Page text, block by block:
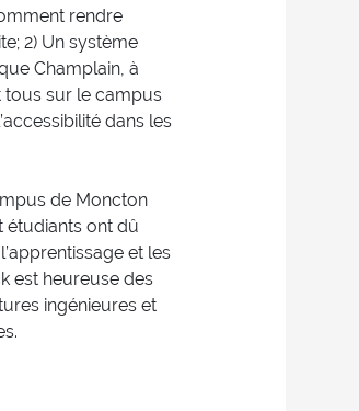
rendre
2) Un système
Champlain, à
tous sur le campus
dans les
de Moncton
étudiants ont dû
et les
est heureuse des
ingénieures et